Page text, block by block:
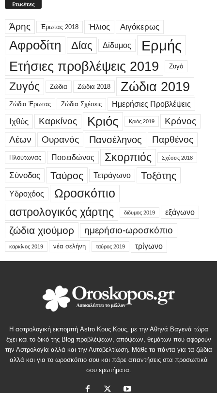
Ετικέτες
Άρης Έρωτας 2018 Ήλιος Αιγόκερως
Αφροδίτη Δίας Δίδυμος Ερμής
Ετήσιες προβλέψεις 2019 Ζυγό
Ζυγός Ζώδια Ζώδια 2018 Ζώδια 2019
Ζώδια Έρωτας Ζώδια Σχέσεις Ημερήσιες Προβλέψεις
Ιχθύς Καρκίνος Κριός Κριός 2019
Κρόνος
Λέων
Ουρανός Πανσέληνος Παρθένος
Πλούτωνας Ποσειδώνας Σκορπιός Σχέσεις 2018
Σύνοδος Ταύρος Τετράγωνο Τοξότης
Υδροχόος Ωροσκόπιο
αστρολογικός χάρτης διδυμος 2019 εξάγωνο
ζώδια χιούμορ ημερήσιο-ωροσκόπιο
καρκίνος 2019 νέα σελήνη ταύρος 2019 τρίγωνο
Η αστρολογική εκπομπή Astro Κους Κους, με την Αθηνά Βαγενά τώρα
έχει και το δικό της Blog προβλέψεων, απόψεων, θεμάτων που αφορούν
την Αστρολογία αλλά και την Αυτοβελτίωση. Μάθε τα πάντα για τα ζώδια
αλλά και για το ωροσκόπιο σου και πάρε απαντήσεις στα προσωπικά
σου ερωτήματα.